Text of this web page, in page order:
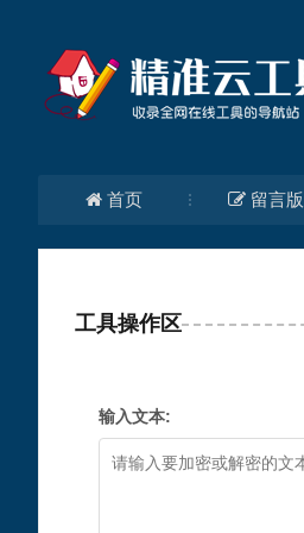
首页 留言版
工具操作区
输入文本: